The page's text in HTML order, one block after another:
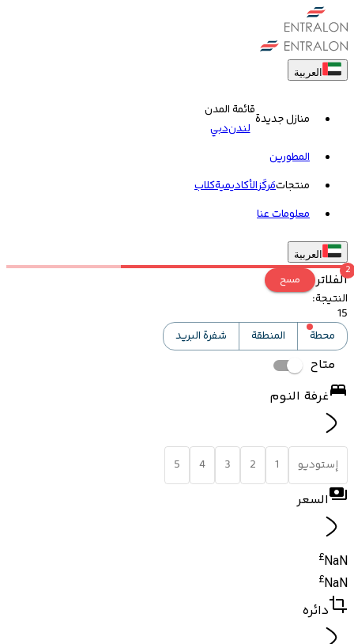
العربية
منازل جديدة
قائمة المدن
لندندبي
المطورين
منتجاتمَركَزالأكاديميةکلاب
معلومات عنا
العربية
الفلاتر
2
مسح
النتيجة:
15
محطة
المنطقة شفرة البريد
متاح
غرفة النوم
إستوديو 1
2
3
4
5
السعر
NaN
£
NaN
£
دائره